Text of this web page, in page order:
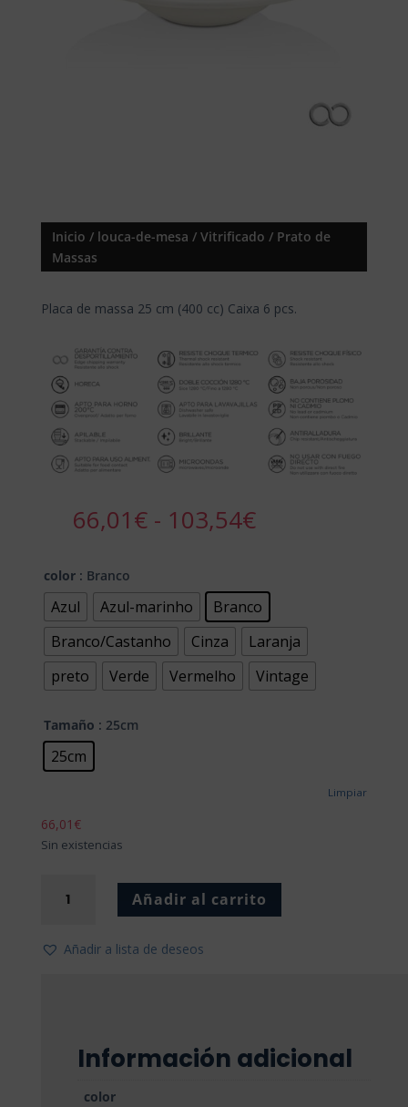
Inicio / louca-de-mesa / Vitrificado / Prato de
Massas
Placa de massa 25 cm (400 cc) Caixa 6 pcs.
66,01€ - 103,54€Rango
de
66,01€
hasta
103,54€
color : Branco
Azul Azul-marinho
Branco
Branco/Castanho
Cinza
Laranja
preto
Verde Vermelho Vintage
Tamaño : 25cm
25cm
Limpiar
66,01 €
Sin existencias
cantidad
Añadir al carrito
Añadir a lista de deseos
Información adicional
color